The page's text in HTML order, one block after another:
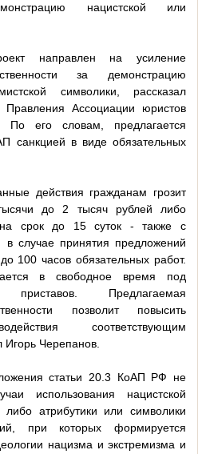
нацистской или
направлен на усиление
за демонстрацию
символики, рассказал
Правления Ассоциации юристов
По его словам, предлагается
санкцией в виде обязательных
действия гражданам грозит
до 2 тысяч рублей либо
на срок до 15 суток - также с
в случае принятия предложений
100 часов обязательных работ.
в свободное время под
Предлагаемая
позволит повысить
соответствующим
Черепанов.
статьи 20.3 КоАП РФ не
использования нацистской
либо атрибутики или символики
при которых формируется
нацизма и экстремизма и